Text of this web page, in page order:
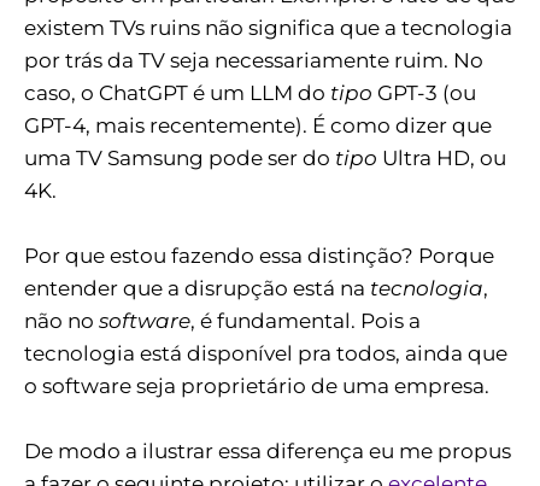
existem TVs ruins não significa que a tecnologia
por trás da TV seja necessariamente ruim. No
caso, o ChatGPT é um LLM do tipo GPT-3 (ou
GPT-4, mais recentemente). É como dizer que
uma TV Samsung pode ser do tipo Ultra HD, ou
4K.
Por que estou fazendo essa distinção? Porque
entender que a disrupção está na tecnologia,
não no software, é fundamental. Pois a
tecnologia está disponível pra todos, ainda que
o software seja proprietário de uma empresa.
De modo a ilustrar essa diferença eu me propus